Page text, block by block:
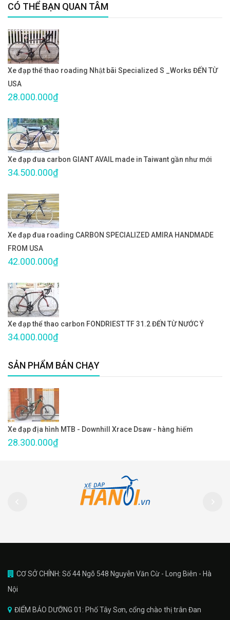
CÓ THỂ BẠN QUAN TÂM
Xe đạp thể thao roading Nhật bãi Specialized S _Works ĐẾN TỪ
USA
28.000.000₫
Xe đạp đua carbon GIANT AVAIL made in Taiwant gần như mới
34.500.000₫
Xe đạp đua roading CARBON SPECIALIZED AMIRA HANDMADE
FROM USA
42.000.000₫
Xe đạp thể thao carbon FONDRIEST TF 31.2 ĐẾN TỪ NƯỚC Ý
34.000.000₫
SẢN PHẨM BÁN CHẠY
Xe đạp địa hình MTB - Downhill Xrace Dsaw - hàng hiếm
28.300.000₫
CƠ SỞ CHÍNH: Số 44 Ngõ 548 Nguyễn Văn Cừ - Long Biên - Hà
Nội
ĐIỂM BẢO DƯỠNG 01: Phố Tây Sơn, cổng chào thị trân Đan